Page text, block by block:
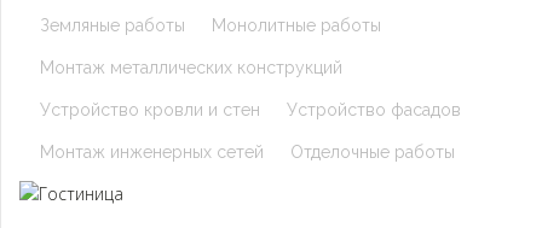
Земляные работы Монолитные работы
Монтаж металлических конструкций
Устройство кровли и стен Устройство фасадов
Монтаж инженерных сетей Отделочные работы